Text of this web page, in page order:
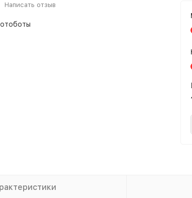
Написать отзыв